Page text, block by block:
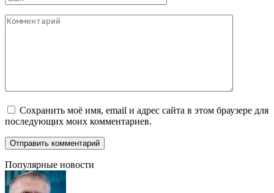
Комментарий
Сохранить моё имя, email и адрес сайта в этом браузере для
последующих моих комментариев.
Популярные новости